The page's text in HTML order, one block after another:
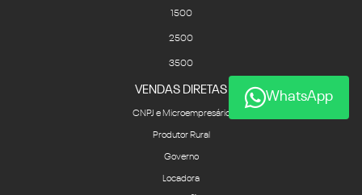
1500
2500
3500
VENDAS DIRETAS
CNPJ e Microempresário
Produtor Rural
Governo
Locadora
WhatsApp